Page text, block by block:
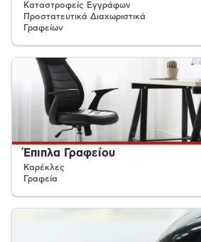
Καταστροφείς Εγγράφων
Προστατευτικά Διαχωριστικά
Γραφείων
Έπιπλα Γραφείου
Καρέκλες
Γραφεία